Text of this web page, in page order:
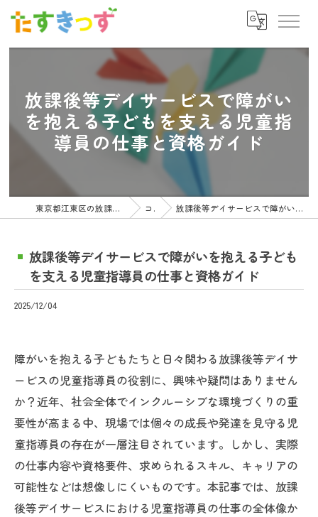
放課後等デイサービスで障がい
を抱える子どもを支える児童指
導員の仕事と資格ガイド
東京都江東区の放課後等デイサービスの求人ならたすきっず コラム 放課後等デイサービスで障がいを抱える子どもを支える児童指導員の仕事と資格ガイド
放課後等デイサービスで障がいを抱える子ども
を支える児童指導員の仕事と資格ガイド
2025/12/04
障がいを抱える子どもたちと日々関わる放課後等デイサ
ービスの児童指導員の役割に、興味や疑問はありません
か？近年、社会全体でインクルーシブな環境づくりの重
要性が高まる中、現場では個々の成長や発達を見守る児
童指導員の存在が一層注目されています。しかし、実際
の仕事内容や資格要件、求められるスキル、キャリアの
可能性などは想像しにくいものです。本記事では、放課
後等デイサービスにおける児童指導員の仕事の全体像か